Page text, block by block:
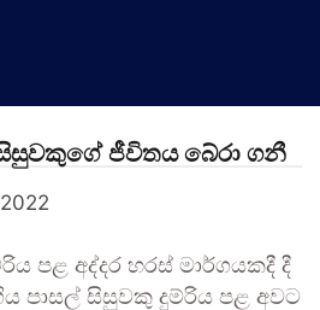
ජීවිතය බේරා ගනී
පළ අද්දර හරස් මාර්ගයකදී දී
පාසල් සිසුවකු දුම්රිය පළ අවට